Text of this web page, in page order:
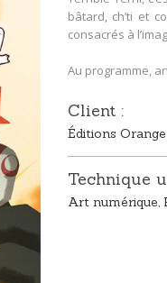
bâtard, ch’ti et
consacrés à
Au programme,
Client :
Éditions
Technique
Art numérique,